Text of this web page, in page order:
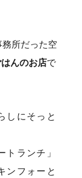
所だった空
んのお店で
しにそっと
ランチ」
ンフォーと